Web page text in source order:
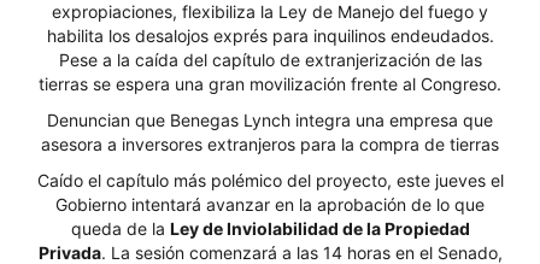
expropiaciones, flexibiliza la Ley de Manejo del fuego y
habilita los desalojos exprés para inquilinos endeudados.
Pese a la caída del capítulo de extranjerización de las
tierras se espera una gran movilización frente al Congreso.
Denuncian que Benegas Lynch integra una empresa que
asesora a inversores extranjeros para la compra de tierras
Caído el capítulo más polémico del proyecto, este jueves el
Gobierno intentará avanzar en la aprobación de lo que
queda de la Ley de Inviolabilidad de la Propiedad
Privada. La sesión comenzará a las 14 horas en el Senado,